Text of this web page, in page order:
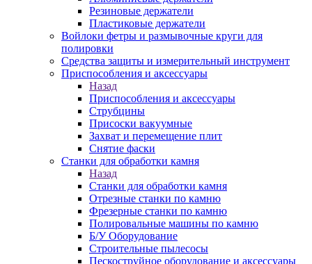
Резиновые держатели
Пластиковые держатели
Войлоки фетры и размывочные круги для
полировки
Средства защиты и измерительный инструмент
Приспособления и аксессуары
Назад
Приспособления и аксессуары
Струбцины
Присоски вакуумные
Захват и перемещение плит
Снятие фаски
Станки для обработки камня
Назад
Станки для обработки камня
Отрезные станки по камню
Фрезерные станки по камню
Полировальные машины по камню
Б/У Оборудование
Строительные пылесосы
Пескоструйное оборудование и аксессуары